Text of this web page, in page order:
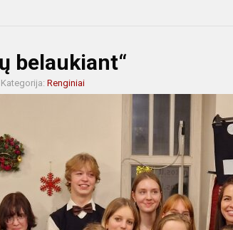
belaukiant“
Kategorija: Renginiai